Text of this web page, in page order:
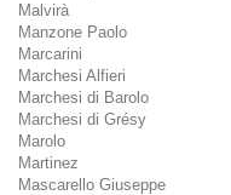
Malvirà
Manzone Paolo
Marcarini
Marchesi Alfieri
Marchesi di Barolo
Marchesi di Grésy
Marolo
Martinez
Mascarello Giuseppe